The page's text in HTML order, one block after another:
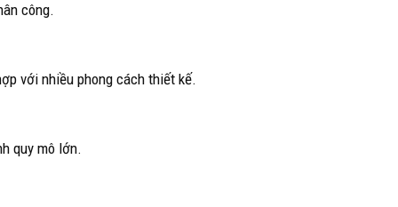
công.
với nhiều phong cách thiết kế.
quy mô lớn.